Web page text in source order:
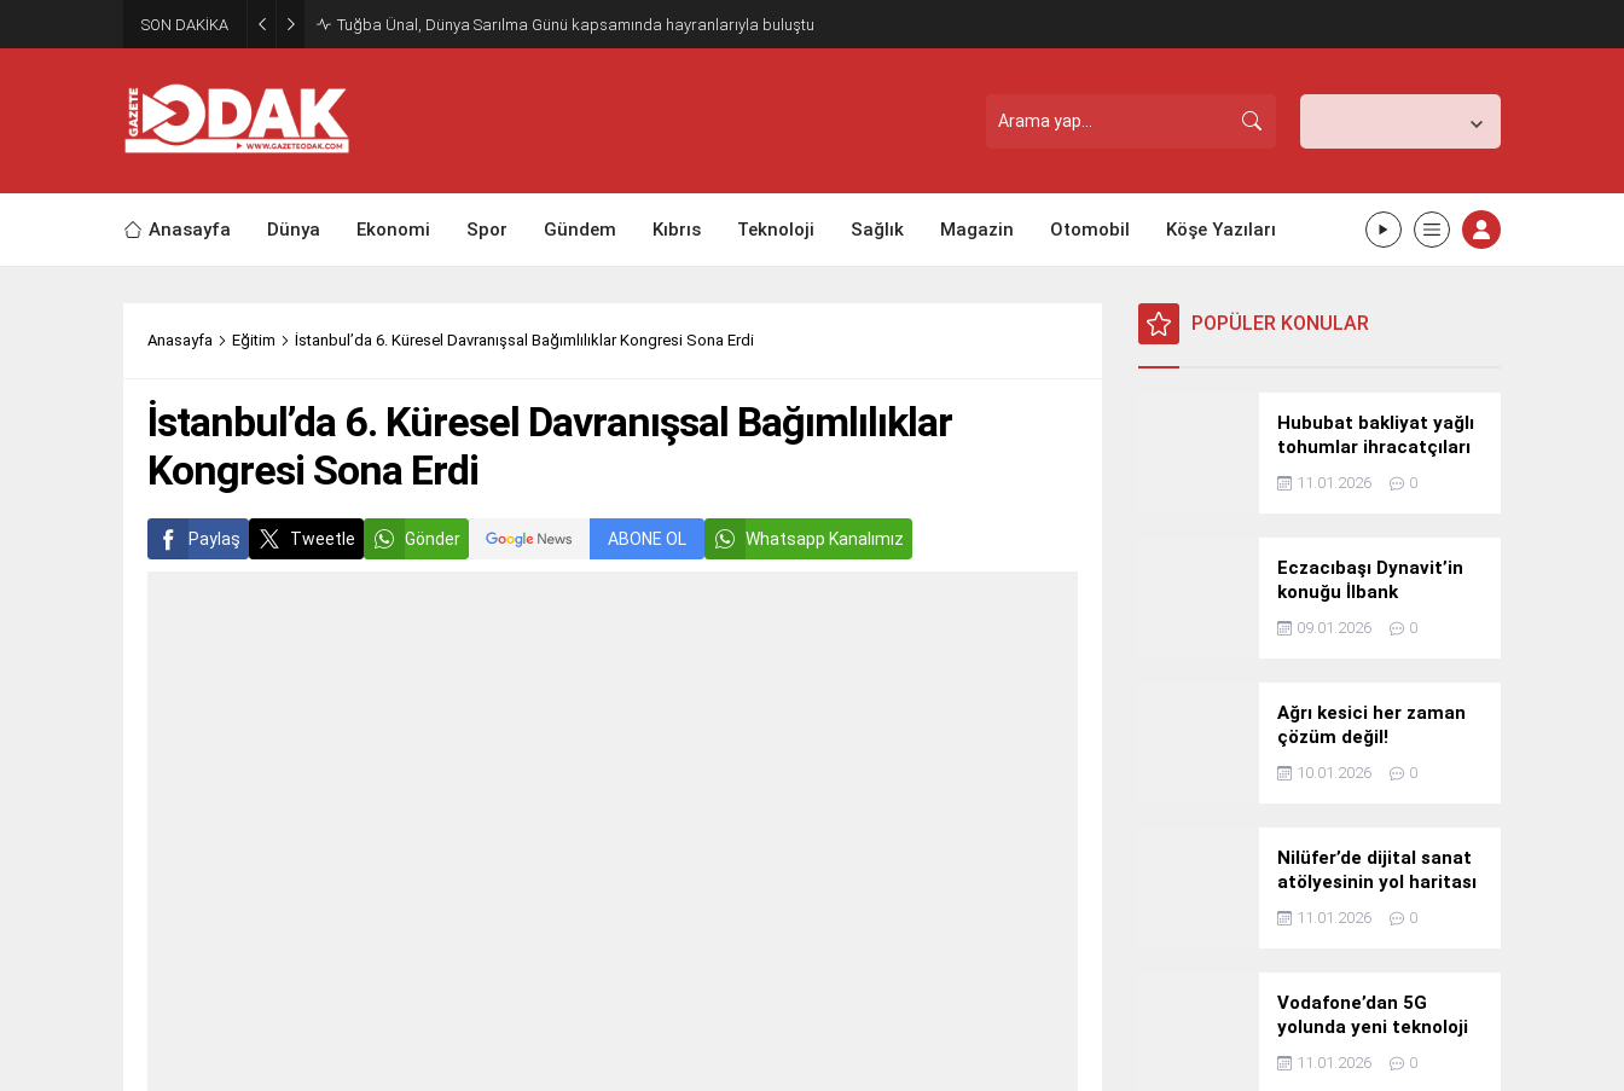
SON DAKİKA Tuğba Ünal, Dünya Sarılma Günü kapsamında hayranlarıyla buluştu
Anasayfa Dünya Ekonomi Spor Gündem Kıbrıs Teknoloji Sağlık Magazin Otomobil Köşe Yazıları
Anasayfa Eğitim İstanbul’da 6. Küresel Davranışsal Bağımlılıklar Kongresi Sona Erdi
İstanbul’da 6. Küresel Davranışsal Bağımlılıklar
Kongresi Sona Erdi
Paylaş Tweetle Gönder ABONE OL Whatsapp Kanalımız
POPÜLER KONULAR
Hububat bakliyat yağlı
tohumlar ihracatçıları
Güney Kore yolcusu
11.01.2026 0
Eczacıbaşı Dynavit’in
konuğu İlbank
09.01.2026 0
Ağrı kesici her zaman
çözüm değil!
10.01.2026 0
Nilüfer’de dijital sanat
atölyesinin yol haritası
konuşuldu
11.01.2026 0
Vodafone’dan 5G
yolunda yeni teknoloji
yatırımı
11.01.2026 0